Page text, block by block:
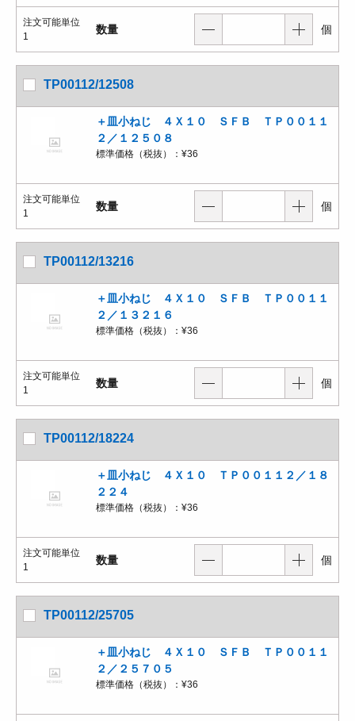
注文可能単位
1
数量 個
TP00112/12508
＋皿小ねじ ４Ｘ１０ ＳＦＢ ＴＰ００１１
２／１２５０８
標準価格（税抜）： ¥36
注文可能単位
1
数量 個
TP00112/13216
＋皿小ねじ ４Ｘ１０ ＳＦＢ ＴＰ００１１
２／１３２１６
標準価格（税抜）： ¥36
注文可能単位
1
数量 個
TP00112/18224
＋皿小ねじ ４Ｘ１０ ＴＰ００１１２／１８
２２４
標準価格（税抜）： ¥36
注文可能単位
1
数量 個
TP00112/25705
＋皿小ねじ ４Ｘ１０ ＳＦＢ ＴＰ００１１
２／２５７０５
標準価格（税抜）： ¥36